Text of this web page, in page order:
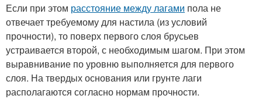
Если при этом расстояние между лагами пола не
отвечает требуемому для настила (из условий
прочности), то поверх первого слоя брусьев
устраивается второй, с необходимым шагом. При этом
выравнивание по уровню выполняется для первого
слоя. На твердых основания или грунте лаги
располагаются согласно нормам прочности.